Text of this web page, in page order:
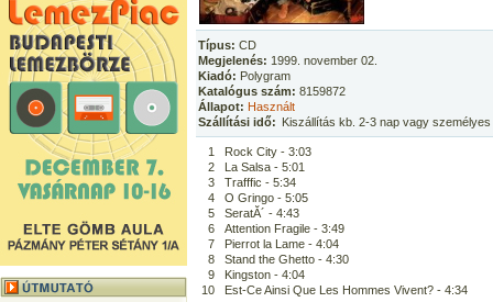
Típus: CD
Megjelenés: 1999. november 02.
Kiadó: Polygram
Katalógus szám: 8159872
Állapot: Használt
Szállítási idő: Kiszállítás kb. 2-3 nap vagy
1
Rock City - 3:03
2
La Salsa - 5:01
3
Trafffic - 5:34
4
O Gringo - 5:05
5
SeratĂ´ - 4:43
6
Attention Fragile - 3:49
7
Pierrot la Lame - 4:04
8
Stand the Ghetto - 4:30
9
Kingston - 4:04
10
Est-Ce Ainsi Que Les Hommes Vivent? - 4:34